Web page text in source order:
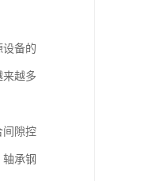
设备的
来越多
间隙控
承钢